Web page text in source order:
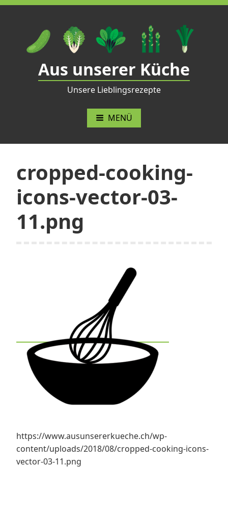
Zum
Aus unserer Küche
Unsere Lieblingsrezepte
MENÜ
cropped-cooking-
icons-vector-03-
11.png
https://www.ausunsererkueche.ch/wp-
content/uploads/2018/08/cropped-cooking-icons-
vector-03-11.png